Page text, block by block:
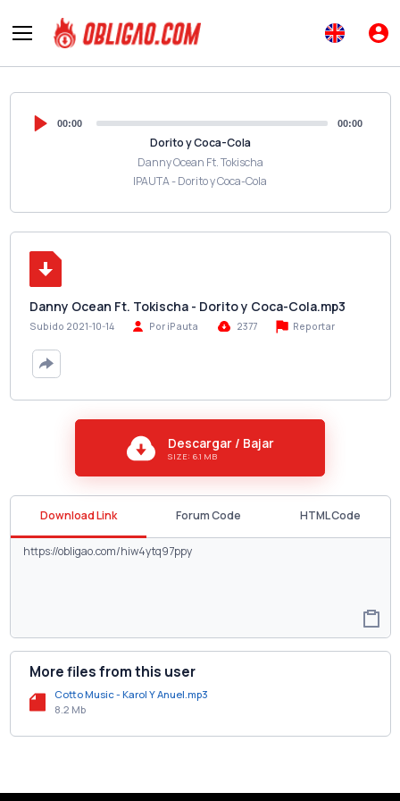
00:00 00:00
Dorito y Coca-Cola
Danny Ocean Ft. Tokischa
IPAUTA - Dorito y Coca-Cola
Danny Ocean Ft. Tokischa - Dorito y Coca-Cola.mp3
Subido 2021-10-14 Por iPauta 2377 Reportar
Descargar / Bajar
SIZE: 6.1 MB
Download Link Forum Code HTML Code
More files from this user
Cotto Music - Karol Y Anuel.mp3
8.2 Mb